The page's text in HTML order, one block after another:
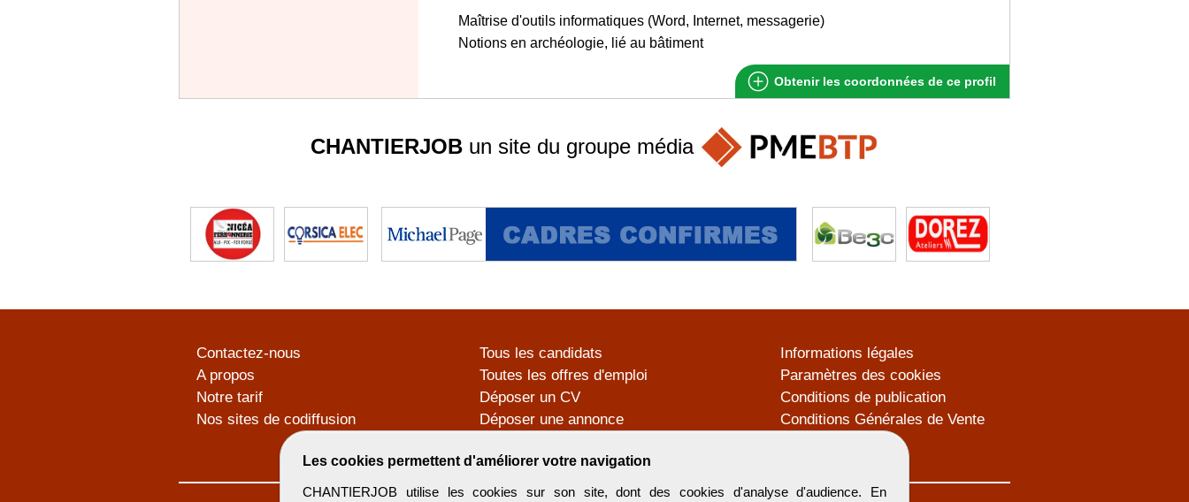
Maîtrise d'outils informatiques (Word, Internet, messagerie)
Notions en archéologie, lié au bâtiment
Obtenir les coordonnées de ce profil
Les cookies permettent d'améliorer votre navigation
CHANTIERJOB utilise les cookies sur son site, dont des cookies d'analyse d'audience. En
CHANTIERJOBun site du groupe média
Contactez-nous
A propos
Notre tarif
Nos sites de codiffusion
Tous les candidats
Toutes les offres d'emploi
Déposer un CV
Déposer une annonce
Informations légales
Paramètres des cookies
Conditions de publication
Conditions Générales de Vente